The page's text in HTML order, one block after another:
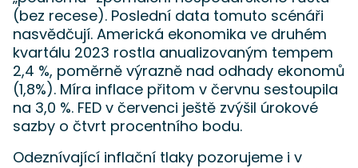
(bez recese). Poslední data tomuto scénáři
nasvědčují. Americká ekonomika ve druhém
kvartálu 2023 rostla anualizovaným tempem
2,4 %, poměrně výrazně nad odhady ekonomů
(1,8%). Míra inflace přitom v červnu sestoupila
na 3,0 %. FED v červenci ještě zvýšil úrokové
sazby o čtvrt procentního bodu.
Odeznívající inflační tlaky pozorujeme i v